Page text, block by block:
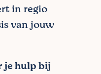
in regio
van jouw
je hulp bij